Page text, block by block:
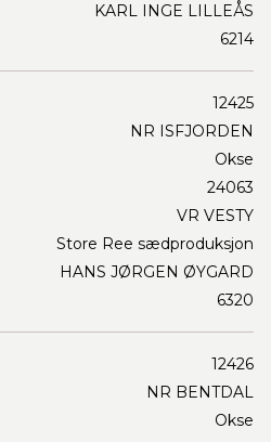
KARL INGE LILLEÅS
6214
12425
NR ISFJORDEN
Okse
24063
VR VESTY
Store Ree sædproduksjon
HANS JØRGEN ØYGARD
6320
12426
NR BENTDAL
Okse